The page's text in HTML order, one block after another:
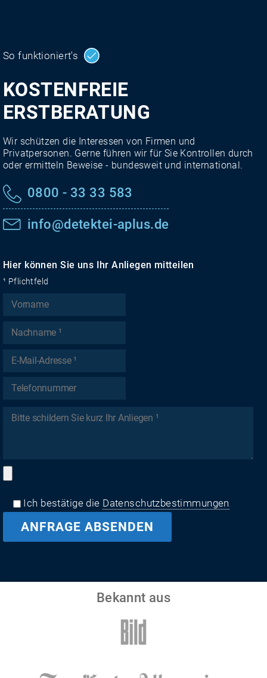
So funktioniert's
KOSTENFREIE
ERSTBERATUNG
Wir schützen die Interessen von Firmen und
Privatpersonen. Gerne führen wir für Sie Kontrollen durch
oder ermitteln Beweise - bundesweit und international.
0800 - 33 33 583
info@detektei-aplus.de
Hier können Sie uns Ihr Anliegen mitteilen
¹ Pflichtfeld
Ich bestätige die Datenschutzbestimmungen.
Bekannt aus